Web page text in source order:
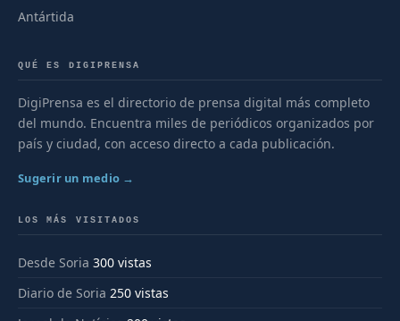
Antártida
QUÉ ES DIGIPRENSA
DigiPrensa es el directorio de prensa digital más completo
del mundo. Encuentra miles de periódicos organizados por
país y ciudad, con acceso directo a cada publicación.
Sugerir un medio →
LOS MÁS VISITADOS
Desde Soria 300 vistas
Diario de Soria 250 vistas